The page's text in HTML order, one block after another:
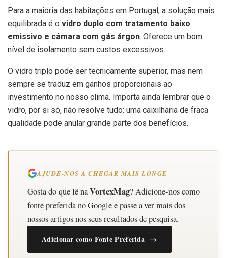
Para a maioria das habitações em Portugal, a solução mais
equilibrada é o vidro duplo com tratamento baixo
emissivo e câmara com gás árgon. Oferece um bom
nível de isolamento sem custos excessivos.
O vidro triplo pode ser tecnicamente superior, mas nem
sempre se traduz em ganhos proporcionais ao
investimento no nosso clima. Importa ainda lembrar que o
vidro, por si só, não resolve tudo: uma caixilharia de fraca
qualidade pode anular grande parte dos benefícios.
AJUDE-NOS A CHEGAR MAIS LONGE
Gosta do que lê naVortexMag? Adicione-nos como
fonte preferida no Google e passe a ver mais dos
nossos artigos nos seus resultados de pesquisa.
Adicionar como Fonte Preferida →